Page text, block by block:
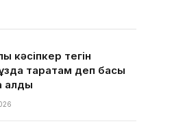
кәсіпкер тегін
таратам деп басы
қалды